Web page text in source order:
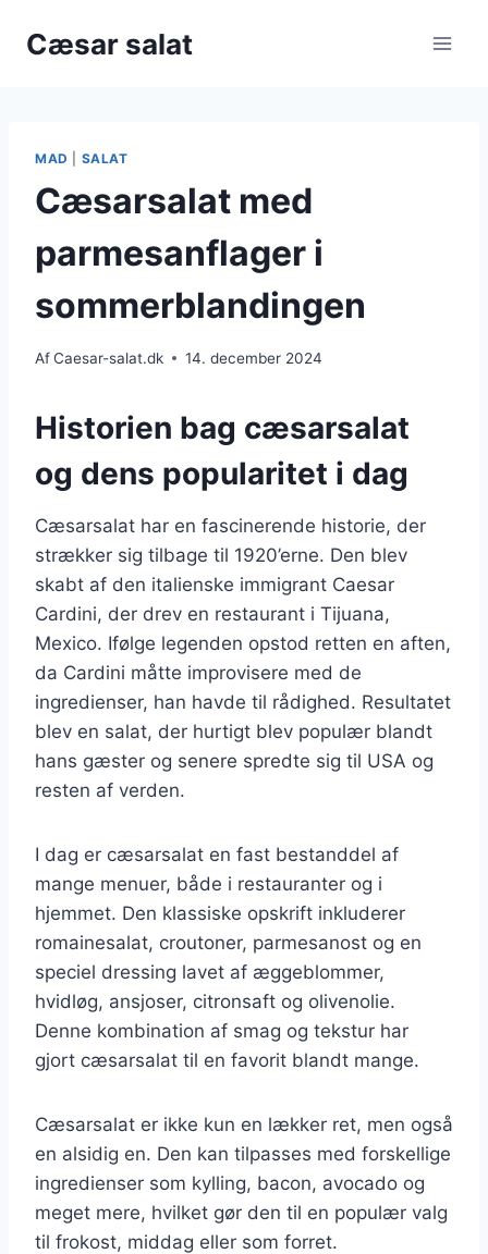
Cæsar salat
MAD SALAT
Cæsarsalat med
parmesanflager i
sommerblandingen
AfCaesar-salat.dk 14. december 2024
Historien bag cæsarsalat
og dens popularitet i dag
Cæsarsalat har en fascinerende historie, der
strækker sig tilbage til 1920’erne. Den blev
skabt af den italienske immigrant Caesar
Cardini, der drev en restaurant i Tijuana,
Mexico. Ifølge legenden opstod retten en aften,
da Cardini måtte improvisere med de
ingredienser, han havde til rådighed. Resultatet
blev en salat, der hurtigt blev populær blandt
hans gæster og senere spredte sig til USA og
resten af verden.
I dag er cæsarsalat en fast bestanddel af
mange menuer, både i restauranter og i
hjemmet. Den klassiske opskrift inkluderer
romainesalat, croutoner, parmesanost og en
speciel dressing lavet af æggeblommer,
hvidløg, ansjoser, citronsaft og olivenolie.
Denne kombination af smag og tekstur har
gjort cæsarsalat til en favorit blandt mange.
Cæsarsalat er ikke kun en lækker ret, men også
en alsidig en. Den kan tilpasses med forskellige
ingredienser som kylling, bacon, avocado og
meget mere, hvilket gør den til en populær valg
til frokost, middag eller som forret.